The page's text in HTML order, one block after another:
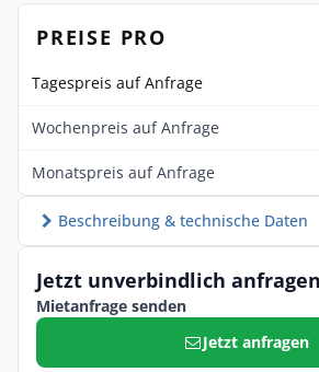
PREISE PRO
Tagespreis auf Anfrage
Wochenpreis auf Anfrage
Monatspreis auf Anfrage
Beschreibung & technische Daten
Jetzt unverbindlich anfragen
Mietanfrage senden
Jetzt anfragen